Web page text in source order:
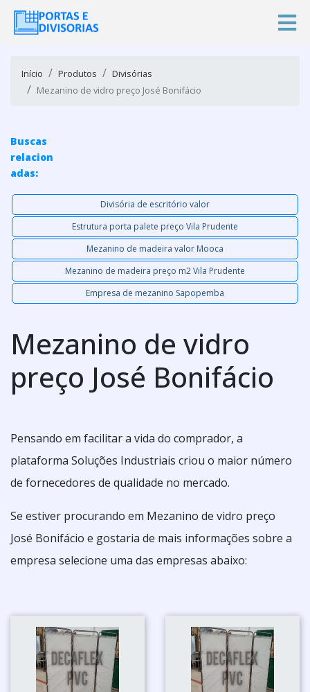
Início Produtos
Divisórias
Mezanino de vidro preço José Bonifácio
Buscas
relacion
adas:
Divisória de escritório valor
Estrutura porta palete preço Vila Prudente
Mezanino de madeira valor Mooca
Mezanino de madeira preço m2 Vila Prudente
Empresa de mezanino Sapopemba
Mezanino de vidro
preço José Bonifácio
Pensando em facilitar a vida do comprador, a
plataforma Soluções Industriais criou o maior número
de fornecedores de qualidade no mercado.
Se estiver procurando em Mezanino de vidro preço
José Bonifácio e gostaria de mais informações sobre a
empresa selecione uma das empresas abaixo: